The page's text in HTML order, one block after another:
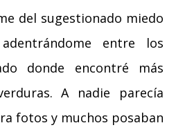
del sugestionado miedo
entre los
donde encontré más
A nadie parecía
fotos y muchos posaban